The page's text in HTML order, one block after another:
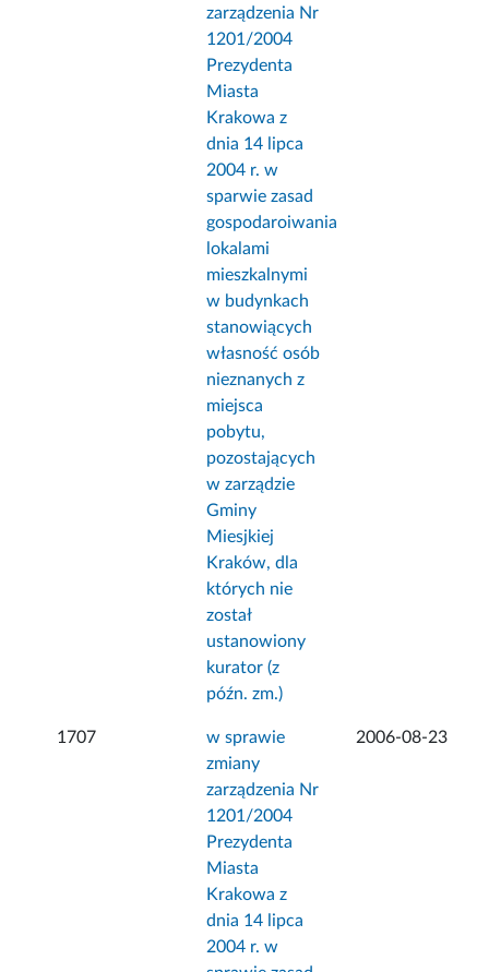
zarządzenia Nr
1201/2004
Prezydenta
Miasta
Krakowa z
dnia 14 lipca
2004 r. w
sparwie zasad
gospodaroiwania
lokalami
mieszkalnymi
w budynkach
stanowiących
własność osób
nieznanych z
miejsca
pobytu,
pozostających
w zarządzie
Gminy
Miesjkiej
Kraków, dla
których nie
został
ustanowiony
kurator (z
późn. zm.)
1707
w sprawie
zmiany
zarządzenia Nr
1201/2004
Prezydenta
Miasta
Krakowa z
dnia 14 lipca
2004 r. w
2006-08-23